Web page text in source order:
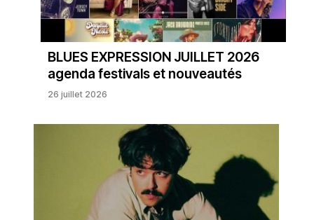
BLUES EXPRESSION JUILLET 2026
agenda festivals et nouveautés
26 juillet 2026